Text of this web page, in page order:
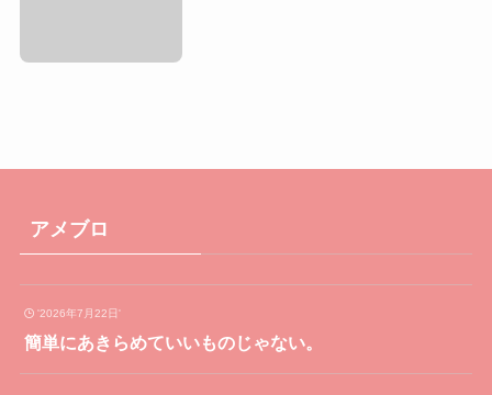
アメブロ
'2026年7月22日'
簡単にあきらめていいものじゃない。